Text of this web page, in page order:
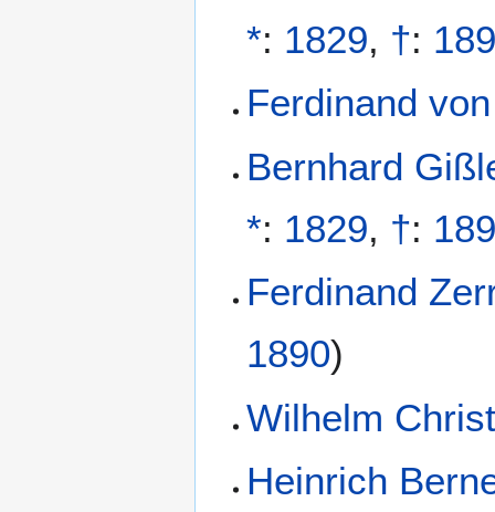
*: 1829, †:
Ferdinand
Bernhard
*: 1829, †:
Ferdinand
1890)
Wilhelm
Heinrich